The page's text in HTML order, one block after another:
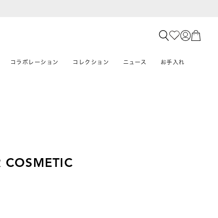
コラボレーション コレクション ニュース お手入れ
COSMETIC